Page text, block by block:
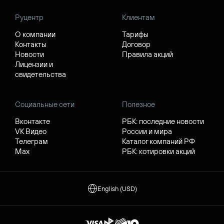
Руцентр
О компании
Контакты
Новости
Лицензии и
свидетельства
Клиентам
Тарифы
Договор
Правила акций
Социальные сети
Вконтакте
VK Видео
Телеграм
Max
Полезное
РБК: последние новости
России и мира
Каталог компаний РФ
РБК: котировки акций
English (USD)